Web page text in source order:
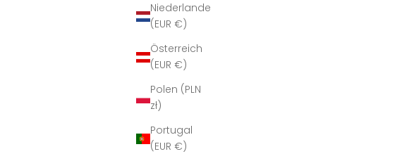
Niederlande
(EUR €)
Österreich
(EUR €)
Polen (PLN
zł)
Portugal
(EUR €)